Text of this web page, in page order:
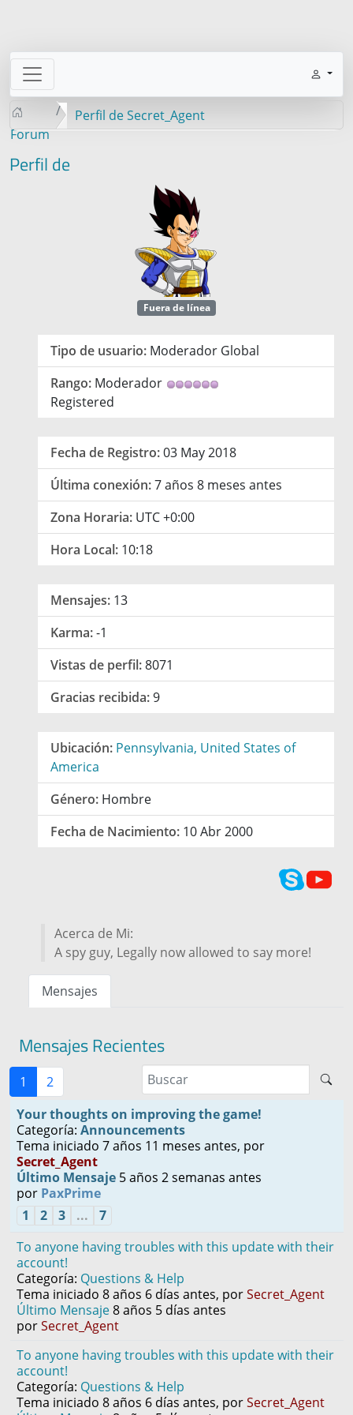
Forum
Perfil de Secret_Agent
Perfil de
Fuera de línea
Tipo de usuario: Moderador Global
Rango: Moderador
Registered
Fecha de Registro:03 May 2018
Última conexión:7 años 8 meses antes
Zona Horaria: UTC +0:00
Hora Local: 10:18
Mensajes: 13
Karma:-1
Vistas de perfil:8071
Gracias recibida:9
Ubicación: Pennsylvania, United States of
America
Género: Hombre
Fecha de Nacimiento: 10 Abr 2000
Acerca de Mi:
A spy guy, Legally now allowed to say more!
Mensajes
Mensajes Recientes
1
2
Your thoughts on improving the game!
Categoría: Announcements
Tema iniciado 7 años 11 meses antes, por
Secret_Agent
Último Mensaje 5 años 2 semanas antes
por PaxPrime
1
2 3 ...
7
To anyone having troubles with this update with their
account!
Categoría: Questions & Help
Tema iniciado 8 años 6 días antes, porSecret_Agent
Último Mensaje8 años 5 días antes
porSecret_Agent
To anyone having troubles with this update with their
account!
Categoría: Questions & Help
Tema iniciado 8 años 6 días antes, porSecret_Agent